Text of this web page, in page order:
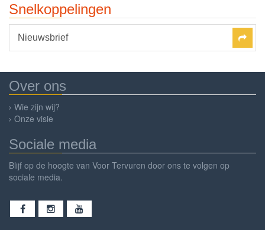
Snelkoppelingen
Nieuwsbrief
Over ons
Wie zijn wij?
Onze visie
Sociale media
Blijf op de hoogte van Voor Tervuren door ons te volgen op
sociale media.